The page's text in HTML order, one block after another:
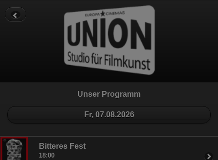
Unser Programm
Fr, 07.08.2026
Bitteres Fest
18:00
Datenschutz Impressum Cookie Einstellungen